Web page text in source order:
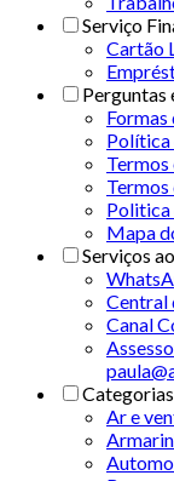
Serviço
Cartão
Perguntas
Formas
Política
Termos
Politica
Mapa
Serviços
Central
Canal
Categorias
Ar e